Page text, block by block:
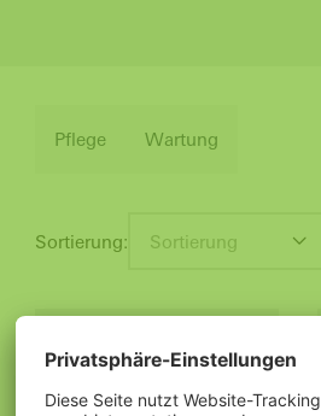
Pflege Wartung
Sortierung: Sortierung